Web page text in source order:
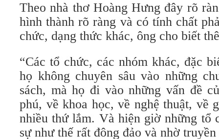
Theo nhà thơ Hoàng Hưng đây rõ
hình thành rõ ràng và có tính chất
chức, dạng thức khác, ông cho biết
“Các tổ chức, các nhóm khác, đặc
họ không chuyên sâu vào những
sách, mà họ đi vào những vấn đề
phú, về khoa học, về nghệ thuật, về
nhiều thứ lắm. Và hiện giờ những tổ
sự như thế rất đông đảo và nhờ